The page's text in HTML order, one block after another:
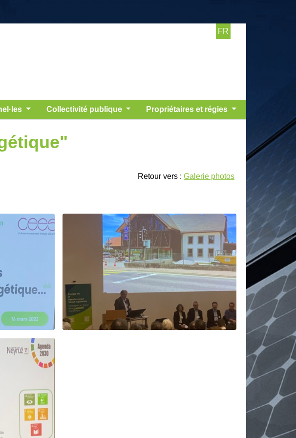
FR
Collectivité publique Propriétaires et régies
Retour vers : Galerie photos